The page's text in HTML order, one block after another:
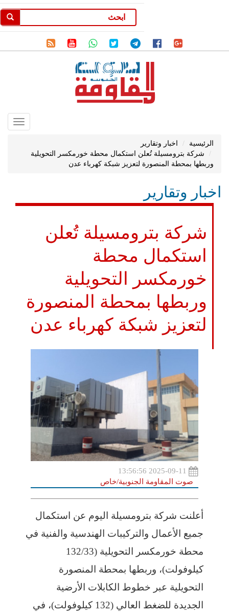
الرئيسية
اخبار وتقارير
شركة بترومسيلة تُعلن استكمال محطة خورمكسر التحويلية
وربطها بمحطة المنصورة لتعزيز شبكة كهرباء عدن
اخبار وتقارير
شركة بترومسيلة تُعلن
استكمال محطة
خورمكسر التحويلية
وربطها بمحطة المنصورة
لتعزيز شبكة كهرباء عدن
صوت المقاومة الجنوبية/خاص
أعلنت شركة بترومسيلة اليوم عن استكمال
جميع الأعمال والتركيبات الهندسية والفنية في
محطة خورمكسر التحويلية (132/33
كيلوفولت)، وربطها بمحطة المنصورة
التحويلية عبر خطوط الكابلات الأرضية
الجديدة للضغط العالي (132 كيلوفولت)، في